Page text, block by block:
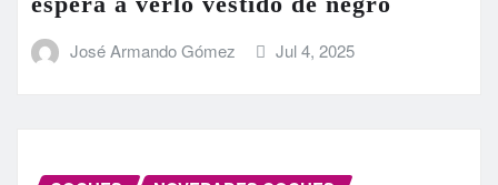
José Armando Gómez Jul 4, 2025